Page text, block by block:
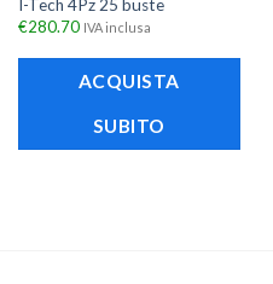
I-Tech 4Pz 25 buste
€280.70 IVA inclusa
ACQUISTA
SUBITO